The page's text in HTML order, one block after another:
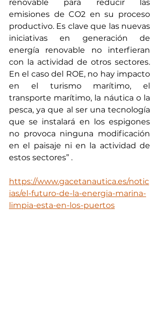
renovable para reducir las
emisiones de CO2 en su proceso
productivo. Es clave que las nuevas
iniciativas en generación de
energía renovable no interfieran
con la actividad de otros sectores.
En el caso del ROE, no hay impacto
en el turismo marítimo, el
transporte marítimo, la náutica o la
pesca, ya que al ser una tecnología
que se instalará en los espigones
no provoca ninguna modificación
en el paisaje ni en la actividad de
estos sectores” .
https://www.gacetanautica.es/notic
ias/el-futuro-de-la-energia-marina-
limpia-esta-en-los-puertos